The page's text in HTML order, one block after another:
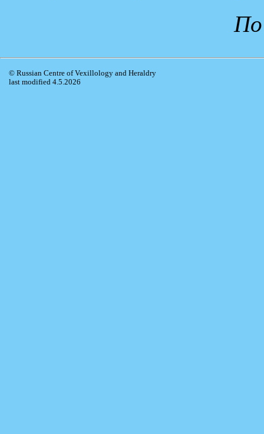
По
© Russian Centre of Vexillology and Heraldry
last modified 4.5.2026